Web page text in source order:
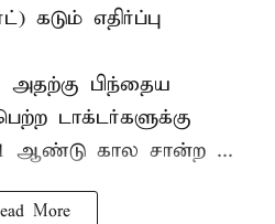
கடும் எதிர்ப்பு
அதற்கு பிந்தைய
டாக்டர்களுக்கு
ஆண்டு கால சான்ற ...
More